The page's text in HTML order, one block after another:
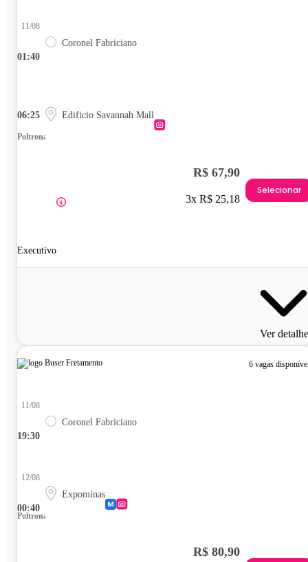
01:40
11/08
Coronel Fabriciano
06:25 Edificio Savannah Mall
Poltrona
Executivo
R$ 67,90
3x R$ 25,18
Selecionar
Ver
6 vagas
19:30
11/08
Coronel Fabriciano
00:40
12/08
Expominas
Poltrona
R$ 80,90